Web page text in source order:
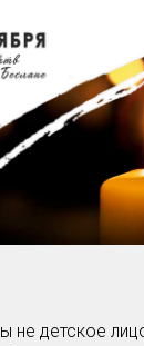
не детское